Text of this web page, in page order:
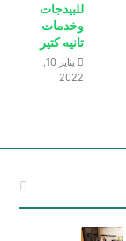
للبيدجات
وخدمات
تانيه كتير
يناير 10,
2022